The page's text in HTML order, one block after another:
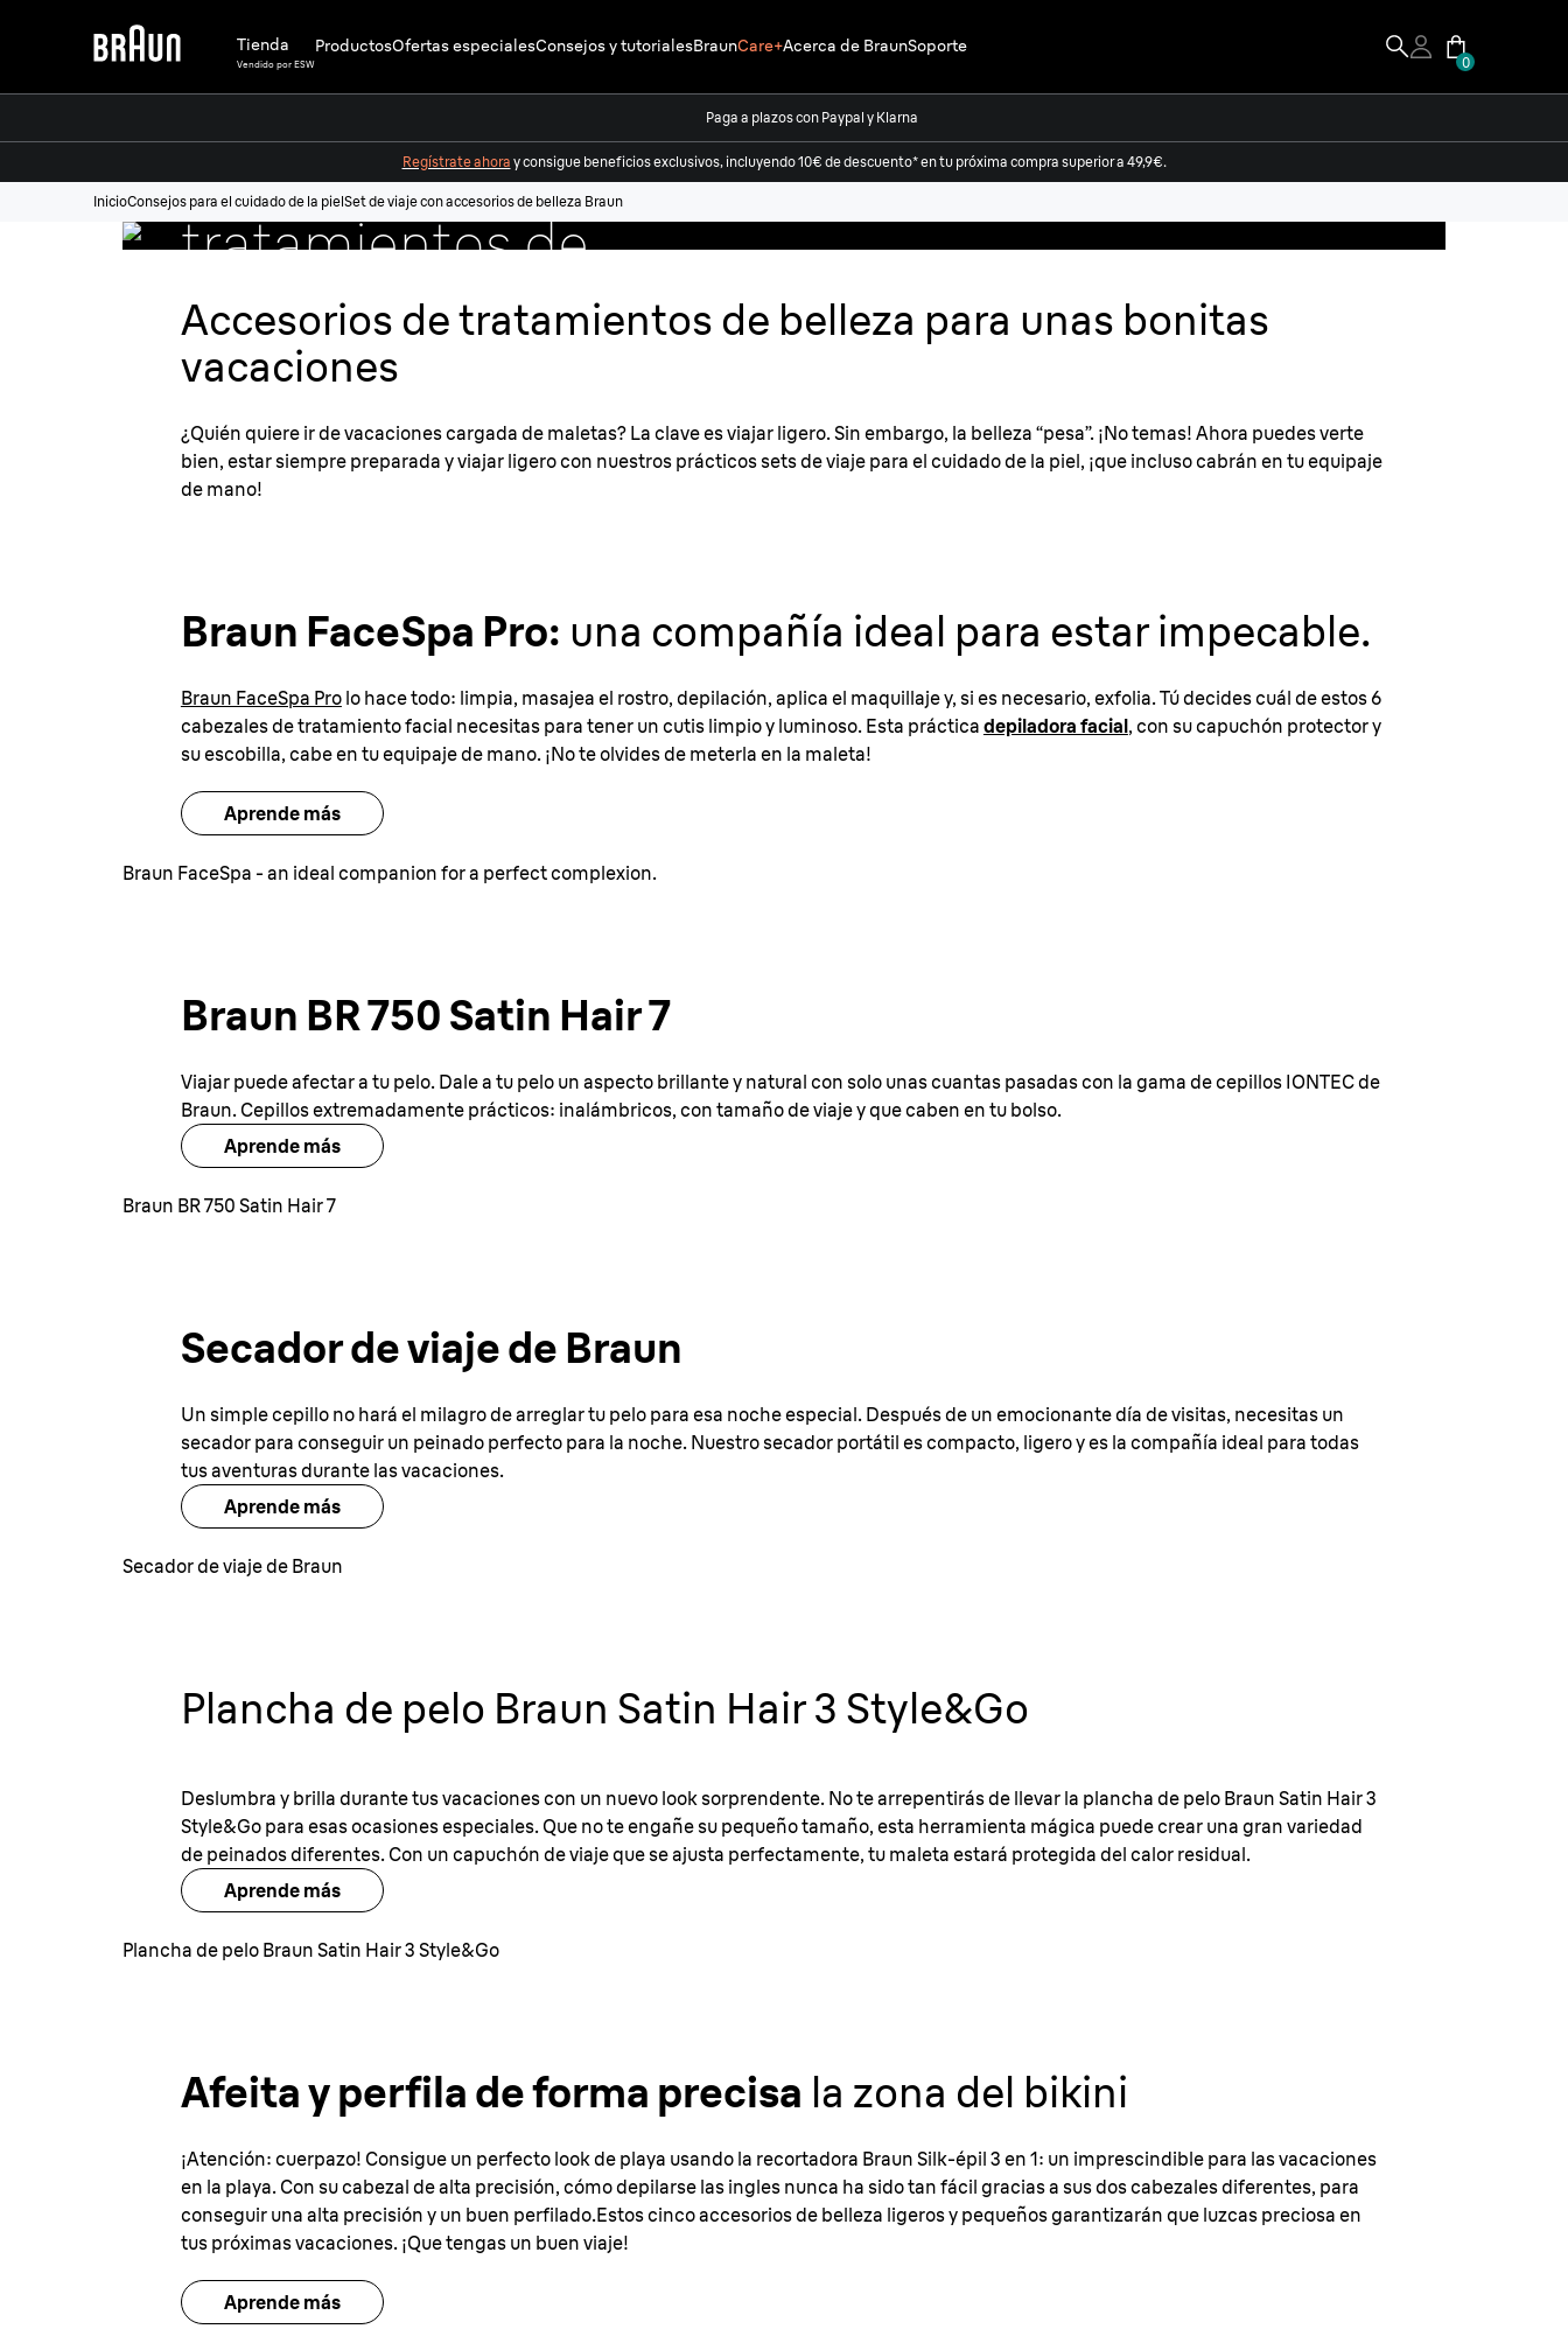
Tienda
Vendido por ESW
ProductosOfertas especialesConsejos y tutorialesBraunCare+Acerca de BraunSoporte
0
Paga a plazos con Paypal y Klarna
Regístrate ahora y consigue beneficios exclusivos, incluyendo 10€ de descuento* en tu próxima compra superior a 49,9€.
InicioConsejos para el cuidado de la pielSet de viaje con accesorios de belleza Braun
Set de viaje con
accesorios de
tratamientos de
belleza Braun
Accesorios de tratamientos de belleza para unas bonitas
vacaciones
¿Quién quiere ir de vacaciones cargada de maletas? La clave es viajar ligero. Sin embargo, la belleza “pesa”. ¡No temas! Ahora puedes verte
bien, estar siempre preparada y viajar ligero con nuestros prácticos sets de viaje para el cuidado de la piel, ¡que incluso cabrán en tu equipaje
de mano!
Braun FaceSpa Pro: una compañía ideal para estar impecable.
Braun FaceSpa Prolo hace todo: limpia, masajea el rostro, depilación, aplica el maquillaje y, si es necesario, exfolia. Tú decides cuál de estos 6
cabezales de tratamiento facial necesitas para tener un cutis limpio y luminoso. Esta práctica depiladora facial, con su capuchón protector y
su escobilla, cabe en tu equipaje de mano. ¡No te olvides de meterla en la maleta!
Aprende más
Braun FaceSpa - an ideal companion for a perfect complexion.
Braun BR 750 Satin Hair 7
Viajar puede afectar a tu pelo. Dale a tu pelo un aspecto brillante y natural con solo unas cuantas pasadas con la gama de cepillos IONTEC de
Braun. Cepillos extremadamente prácticos: inalámbricos, con tamaño de viaje y que caben en tu bolso.
Aprende más
Braun BR 750 Satin Hair 7
Secador de viaje de Braun
Un simple cepillo no hará el milagro de arreglar tu pelo para esa noche especial. Después de un emocionante día de visitas, necesitas un
secador para conseguir un peinado perfecto para la noche. Nuestro secador portátil es compacto, ligero y es la compañía ideal para todas
tus aventuras durante las vacaciones.
Aprende más
Secador de viaje de Braun
Plancha de pelo Braun Satin Hair 3 Style&Go
Deslumbra y brilla durante tus vacaciones con un nuevo look sorprendente. No te arrepentirás de llevar la plancha de pelo Braun Satin Hair 3
Style&Go para esas ocasiones especiales. Que no te engañe su pequeño tamaño, esta herramienta mágica puede crear una gran variedad
de peinados diferentes. Con un capuchón de viaje que se ajusta perfectamente, tu maleta estará protegida del calor residual.
Aprende más
Plancha de pelo Braun Satin Hair 3 Style&Go
Afeita y perfila de forma precisa la zona del bikini
¡Atención: cuerpazo! Consigue un perfecto look de playa usando la recortadora Braun Silk-épil 3 en 1: un imprescindible para las vacaciones
en la playa. Con su cabezal de alta precisión, cómo depilarse las ingles nunca ha sido tan fácil gracias a sus dos cabezales diferentes, para
conseguir una alta precisión y un buen perfilado.Estos cinco accesorios de belleza ligeros y pequeños garantizarán que luzcas preciosa en
tus próximas vacaciones. ¡Que tengas un buen viaje!
Aprende más